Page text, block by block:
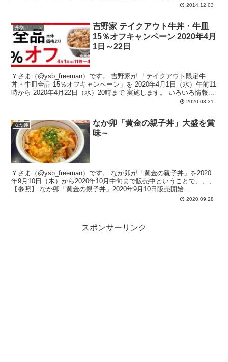
2014.12.03
丼物チェーン
吉野家 テイクアウト牛丼・牛皿
15％オフキャンペーン 2020年4月
1日～22日
Ｙさま（@ysb_freeman）です。 吉野家が 「テイクアウト限定牛
丼・牛皿全品 15％オフキャンペーン」を 2020年4月1日（水）午前11
時から 2020年4月22日（水）20時まで 実施します。 いろいろ情報...
2020.03.31
なか卯
なか卯「黄金の親子丼」大盛を賞
味～
Ｙさま（@ysb_freeman）です。 なか卯が「黄金の親子丼」を2020
年9月10日（木）から2020年10月中旬まで販売中ということで、、、
【参照】 なか卯「黄金の親子丼」2020年9月10日販売開始 ...
2020.09.28
スポンサーリンク